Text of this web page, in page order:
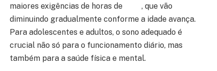
maiores exigências de horas de
, que vão
diminuindo gradualmente conforme a idade avança.
Para adolescentes e adultos, o sono adequado é
crucial não só para o funcionamento diário, mas
também para a saúde física e mental.